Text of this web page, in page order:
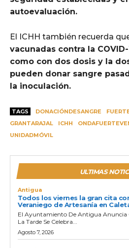
autoevaluación.
El ICHH también recuerda
vacunadas contra la
como con dos dosis y la
pueden donar sangre
la inoculación.
TAGS DONACIÓNDESANGRE
GRANTARAJAL
ICHH
UNIDADMÓVIL
ULTIMAS
Antigua
Todos los viernes la gran cita
Veraniego de Artesanía en
El Ayuntamiento De Antigua Anuncia
La Tarde Se Celebra...
Agosto 7, 2026